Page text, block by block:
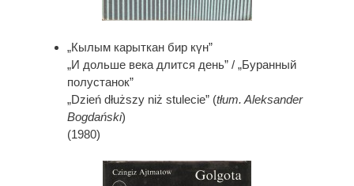
„Кылым карыткан бир күн”
„И дольше века длится день” / „Буранный
полустанок”
„Dzień dłuższy niż stulecie” (tłum. Aleksander
Bogdański)
(1980)